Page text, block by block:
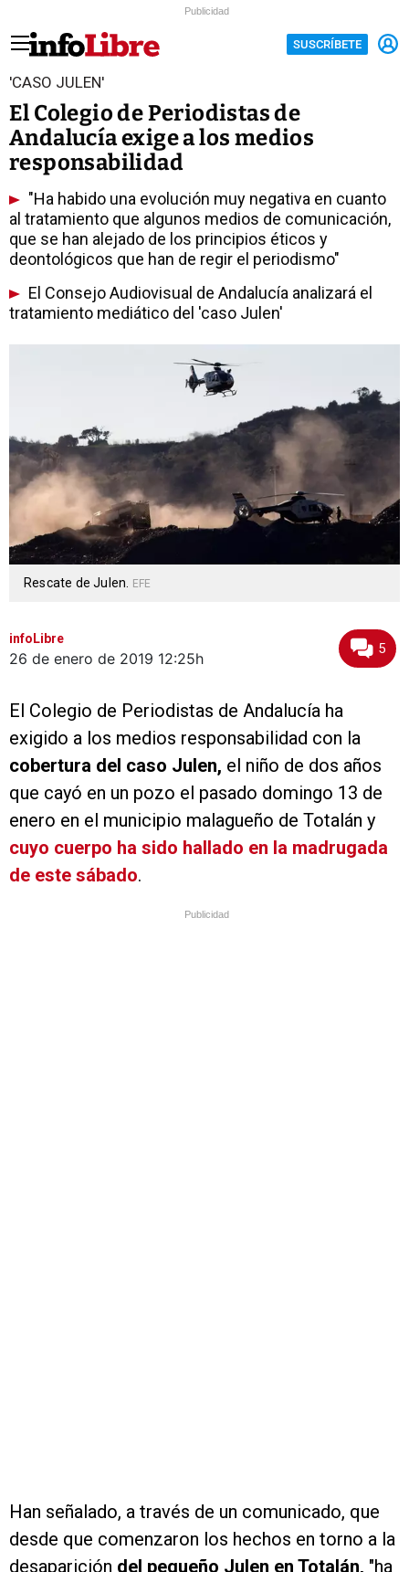
Publicidad
SUSCRÍBETE
'CASO JULEN'
El Colegio de Periodistas de
Andalucía exige a los medios
responsabilidad
"Ha habido una evolución muy negativa en cuanto
al tratamiento que algunos medios de comunicación,
que se han alejado de los principios éticos y
deontológicos que han de regir el periodismo"
El Consejo Audiovisual de Andalucía analizará el
tratamiento mediático del 'caso Julen'
Rescate de Julen. EFE
infoLibre
26 de enero de 2019 12:25h
5
El Colegio de Periodistas de Andalucía ha
exigido a los medios responsabilidad con la
cobertura del caso Julen, el niño de dos años
que cayó en un pozo el pasado domingo 13 de
enero en el municipio malagueño de Totalán y
cuyo cuerpo ha sido hallado en la madrugada
de este sábado.
Publicidad
Han señalado, a través de un comunicado, que
desde que comenzaron los hechos en torno a la
desaparición del pequeño Julen en Totalán, "ha